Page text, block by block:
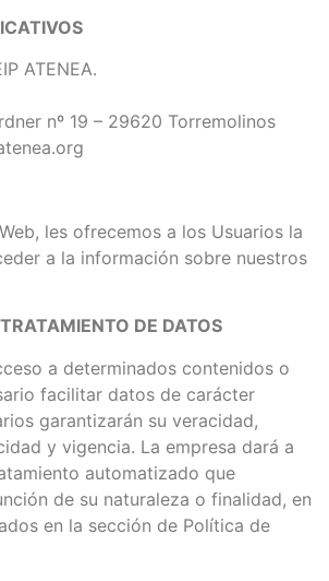
ATENEA.
nº 19 – 29620 Torremolinos
les ofrecemos a los Usuarios la
a la información sobre nuestros
DE DATOS
a determinados contenidos o
facilitar datos de carácter
garantizarán su veracidad,
y vigencia. La empresa dará a
automatizado que
de su naturaleza o finalidad, en
en la sección de Política de